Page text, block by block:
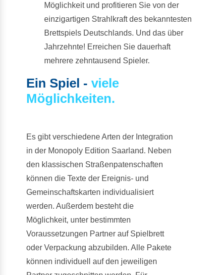
Möglichkeit und profitieren Sie von der
einzigartigen Strahlkraft des bekanntesten
Brettspiels Deutschlands. Und das über
Jahrzehnte! Erreichen Sie dauerhaft
mehrere zehntausend Spieler.
Ein Spiel -viele
Möglichkeiten.
Es gibt verschiedene Arten der Integration
in der Monopoly Edition Saarland. Neben
den klassischen Straßenpatenschaften
können die Texte der Ereignis- und
Gemeinschaftskarten individualisiert
werden. Außerdem besteht die
Möglichkeit, unter bestimmten
Voraussetzungen Partner auf Spielbrett
oder Verpackung abzubilden. Alle Pakete
können individuell auf den jeweiligen